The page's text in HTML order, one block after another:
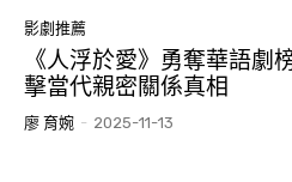
影劇推薦
《人浮於愛》勇奪華語
擊當代親密關係真相
廖 育婉 - 2025-11-13